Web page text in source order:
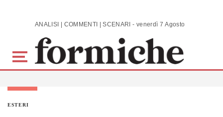
Skip to main content ANALISI | COMMENTI | SCENARI - venerdì 7 Agosto 2026
ESTERI